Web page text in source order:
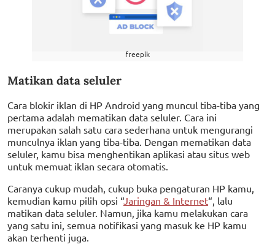
freepik
Matikan data seluler
Cara blokir iklan di HP Android yang muncul tiba-tiba yang
pertama adalah mematikan data seluler. Cara ini
merupakan salah satu cara sederhana untuk mengurangi
munculnya iklan yang tiba-tiba. Dengan mematikan data
seluler, kamu bisa menghentikan aplikasi atau situs web
untuk memuat iklan secara otomatis.
Caranya cukup mudah, cukup buka pengaturan HP kamu,
kemudian kamu pilih opsi “Jaringan & Internet“, lalu
matikan data seluler. Namun, jika kamu melakukan cara
yang satu ini, semua notifikasi yang masuk ke HP kamu
akan terhenti juga.